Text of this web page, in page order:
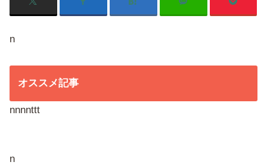
n
オススメ記事
nnnnttt
n